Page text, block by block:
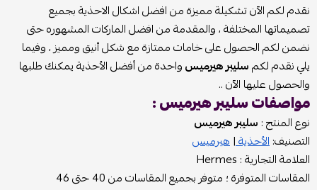
نقدم لكم الآن تشكيلة مميزة من افضل اشكال الاحذية بجميع
تصميماتها المختلفة ، والمقدمة من افضل الماركات المشهوره حتى
نضمن لكم الحصول على خامات ممتازة مع شكل أنيق ومميز ، وفيما
يلي نقدم لكمسليبر هيرميسواحدة من أفضل الأحذية يمكنك طلبها
والحصول عليها الآن ..
مواصفات سليبر هيرميس :
نوع المنتج : سليبر هيرميس
التصنيف:الأحذية|هيرميس
العلامة التجارية : Hermes
المقاسات المتوفرة ؛ متوفر بجميع المقاسات من 40 حتى 46